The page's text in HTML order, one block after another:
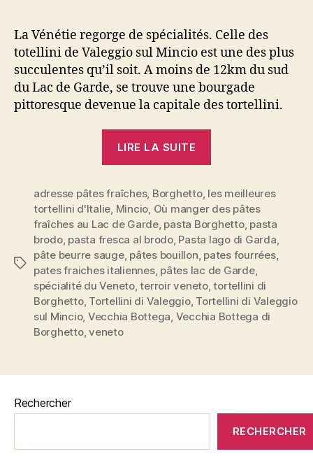
La Vénétie regorge de spécialités. Celle des
totellini de Valeggio sul Mincio est une des plus
succulentes qu’il soit. A moins de 12km du sud
du Lac de Garde, se trouve une bourgade
pittoresque devenue la capitale des tortellini.
LIRE LA SUITE
sul
Mincio,
trésor
caché
du
Lac
de
Garde »
Étiquettes
adresse pâtes fraîches, Borghetto, les meilleures
tortellini d'Italie, Mincio, Où manger des pâtes
fraîches au Lac de Garde, pasta Borghetto, pasta
brodo, pasta fresca al brodo, Pasta lago di Garda,
pâte beurre sauge, pâtes bouillon, pates fourrées,
pates fraiches italiennes, pâtes lac de Garde,
spécialité du Veneto,terroir veneto,tortellini di
Borghetto, Tortellini di Valeggio, Tortellini di Valeggio
sul Mincio, Vecchia Bottega, Vecchia Bottega di
Borghetto,veneto
Rechercher
RECHERCHER